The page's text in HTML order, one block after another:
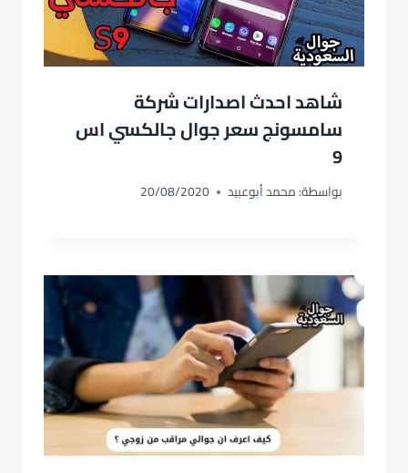
شاهد احدث اصدارات شركة
سامسونج سعر جوال جالكسي اس
9
بواسطة:محمد أبوعبيد 20/08/2020